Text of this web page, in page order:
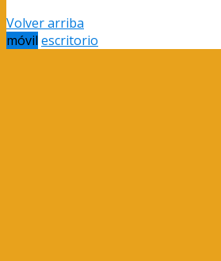
Volver arriba
móvil escritorio